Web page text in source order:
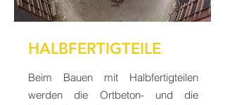
HALBFERTIGTEILE
Beim Bauen mit Halbfertigteilen
werden die Ortbeton- und die